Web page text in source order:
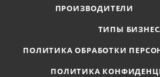
ПРОИЗВОДИТЕЛИ
ТИПЫ
ПОЛИТИКА ОБРАБОТКИ
ПОЛИТИКА